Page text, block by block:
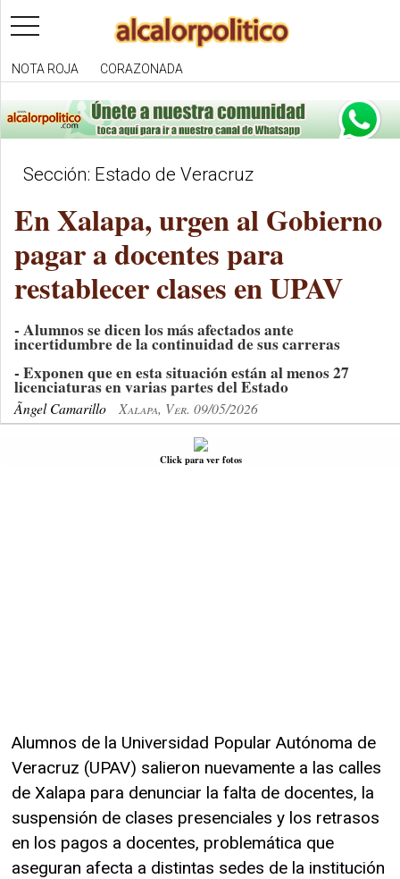
toggle
navigation
NOTA ROJA CORAZONADA
Sección: Estado de Veracruz
En Xalapa, urgen al Gobierno
pagar a docentes para
restablecer clases en UPAV
- Alumnos se dicen los más afectados ante
incertidumbre de la continuidad de sus carreras
- Exponen que en esta situación están al menos 27
licenciaturas en varias partes del Estado
Ãngel Camarillo Xalapa, Ver. 09/05/2026
Click para ver fotos
Alumnos de la Universidad Popular Autónoma de
Veracruz (UPAV) salieron nuevamente a las calles
de Xalapa para denunciar la falta de docentes, la
suspensión de clases presenciales y los retrasos
en los pagos a docentes, problemática que
aseguran afecta a distintas sedes de la institución